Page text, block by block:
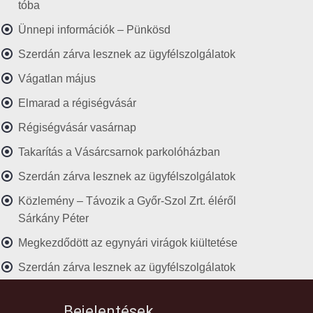
tóba
Ünnepi információk – Pünkösd
Szerdán zárva lesznek az ügyfélszolgálatok
Vágatlan május
Elmarad a régiségvásár
Régiségvásár vasárnap
Takarítás a Vásárcsarnok parkolóházban
Szerdán zárva lesznek az ügyfélszolgálatok
Közlemény – Távozik a Győr-Szol Zrt. éléről
Sárkány Péter
Megkezdődött az egynyári virágok kiültetése
Szerdán zárva lesznek az ügyfélszolgálatok